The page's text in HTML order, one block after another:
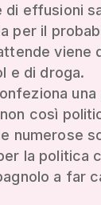
di effusioni
per il
viene
e di droga.
una
così
numerose
la politica
a far